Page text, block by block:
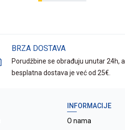
BRZA DOSTAVA
Porudžbine se obrađuju unutar 24h, a
besplatna dostava je već od 25€.
INFORMACIJE
O nama